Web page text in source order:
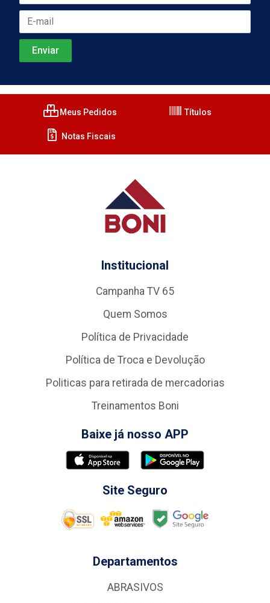
Meus Pedidos Títulos
Notas Fiscais
Institucional
Campanha TV 65
Quem Somos
Política de Privacidade
Política de Troca e Devolução
Politicas para retirada de mercadorias
Treinamentos Boni
Baixe já nosso APP
Site Seguro
Departamentos
ABRASIVOS